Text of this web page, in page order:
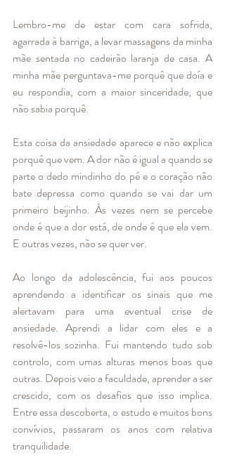
Lembro-me de estar com cara sofrida,
agarrada à barriga, a levar massagens da minha
mãe sentada no cadeirão laranja de casa. A
minha mãe perguntava-me porquê que doía e
eu respondia, com a maior sinceridade, que
não sabia porquê.
Esta coisa da ansiedade aparece e não explica
porquê que vem. A dor não é igual a quando se
parte o dedo mindinho do pé e o coração não
bate depressa como quando se vai dar um
primeiro beijinho. Às vezes nem se percebe
onde é que a dor está, de onde é que ela vem.
E outras vezes, não se quer ver.
Ao longo da adolescência, fui aos poucos
aprendendo a identificar os sinais que me
alertavam para uma eventual crise de
ansiedade. Aprendi a lidar com eles e a
resolvê-los sozinha. Fui mantendo tudo sob
controlo, com umas alturas menos boas que
outras. Depois veio a faculdade, aprender a ser
crescido, com os desafios que isso implica.
Entre essa descoberta, o estudo e muitos bons
convívios, passaram os anos com relativa
tranquilidade.